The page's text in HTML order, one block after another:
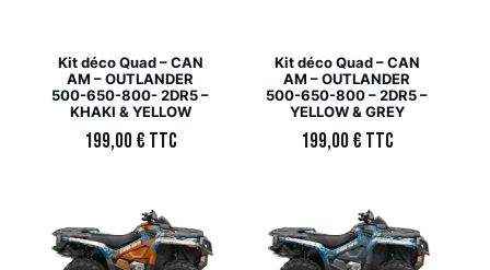
Kit déco Quad – CAN
AM – OUTLANDER
500-650-800- 2DR5 –
KHAKI & YELLOW
199,00€ TTC
Kit déco Quad – CAN
AM – OUTLANDER
500-650-800 – 2DR5 –
YELLOW & GREY
199,00€ TTC